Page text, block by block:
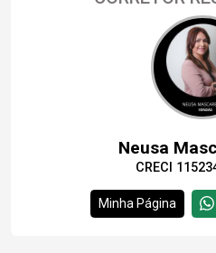
Neusa
CRECI
Minha Página